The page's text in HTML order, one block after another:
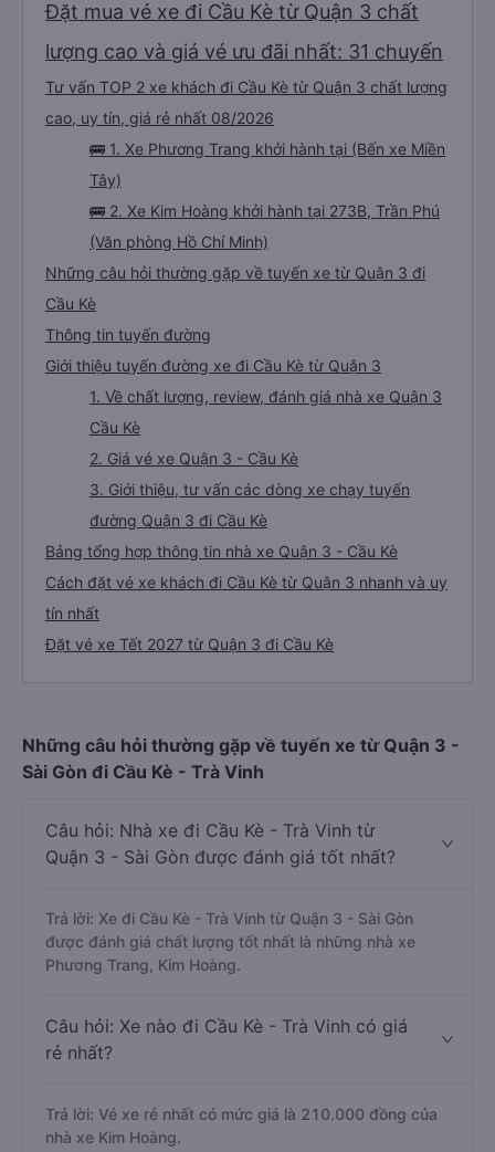
Đặt mua vé xe đi Cầu Kè từ Quận 3 chất
lượng cao và giá vé ưu đãi nhất: 31 chuyến
Tư vấn TOP 2 xe khách đi Cầu Kè từ Quận 3 chất lượng
cao, uy tín, giá rẻ nhất 08/2026
🚌 1. Xe Phương Trang khởi hành tại (Bến xe Miền
Tây)
🚌 2. Xe Kim Hoàng khởi hành tại 273B, Trần Phú
(Văn phòng Hồ Chí Minh)
Những câu hỏi thường gặp về tuyến xe từ Quận 3 đi
Cầu Kè
Thông tin tuyến đường
Giới thiệu tuyến đường xe đi Cầu Kè từ Quận 3
1. Về chất lượng, review, đánh giá nhà xe Quận 3
Cầu Kè
2. Giá vé xe Quận 3 - Cầu Kè
3. Giới thiệu, tư vấn các dòng xe chạy tuyến
đường Quận 3 đi Cầu Kè
Bảng tổng hợp thông tin nhà xe Quận 3 - Cầu Kè
Cách đặt vé xe khách đi Cầu Kè từ Quận 3 nhanh và uy
tín nhất
Đặt vé xe Tết 2027 từ Quận 3 đi Cầu Kè
Những câu hỏi thường gặp về tuyến xe từ Quận 3 -
Sài Gòn đi Cầu Kè - Trà Vinh
Câu hỏi: Nhà xe đi Cầu Kè - Trà Vinh từ
Quận 3 - Sài Gòn được đánh giá tốt nhất?
Trả lời: Xe đi Cầu Kè - Trà Vinh từ Quận 3 - Sài Gòn
được đánh giá chất lượng tốt nhất là những nhà xe
Phương Trang, Kim Hoàng.
Câu hỏi: Xe nào đi Cầu Kè - Trà Vinh có giá
rẻ nhất?
Trả lời: Vé xe rẻ nhất có mức giá là 210.000 đồng của
nhà xe Kim Hoàng.